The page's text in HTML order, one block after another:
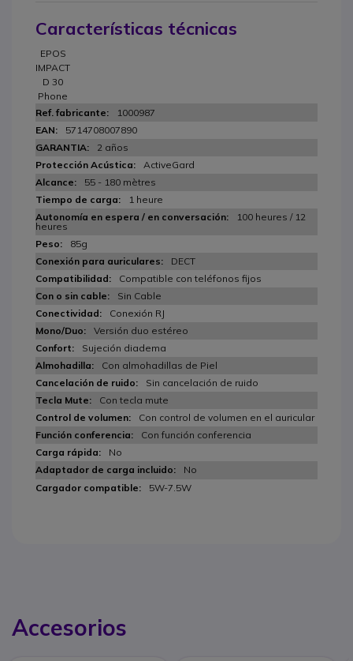
Características técnicas
EPOS
IMPACT
D 30
Phone
1000987
5714708007890
2 años
ActiveGard
55 - 180 mètres
1 heure
100 heures / 12
heures
85g
DECT
Compatible con teléfonos fijos
Sin Cable
Conexión RJ
Versión duo estéreo
Sujeción diadema
Con almohadillas de Piel
Sin cancelación de ruido
Con tecla mute
Con control de volumen en el auricular
Con función conferencia
No
No
5W-7.5W
Accesorios